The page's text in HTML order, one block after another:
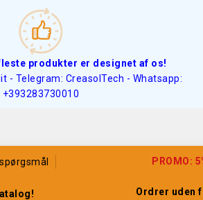
produkter er designet af os!
- Telegram: CreasolTech - Whatsapp:
+393283730010
PROMO:
Ordrer uden